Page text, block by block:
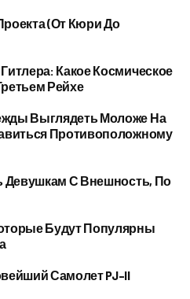
(от Кюри До
Какое Космическое
Рейхе
Выглядеть Моложе На
Противоположному
Девушкам С Внешность, По
Будут Популярны
Самолет PJ–II